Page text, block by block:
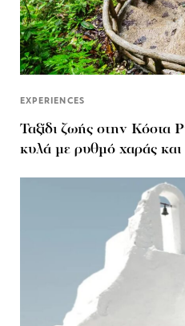
EXPERIENCES
Ταξίδι ζωής στην Κόστα
κυλά με ρυθμό χαράς και